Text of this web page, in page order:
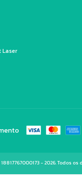
Laser
- 2026. Todos